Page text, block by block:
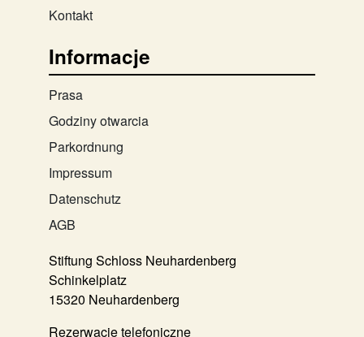
Kontakt
Informacje
Prasa
Godziny otwarcia
Parkordnung
Impressum
Datenschutz
AGB
Stiftung Schloss Neuhardenberg
Schinkelplatz
15320 Neuhardenberg
Rezerwacje telefoniczne